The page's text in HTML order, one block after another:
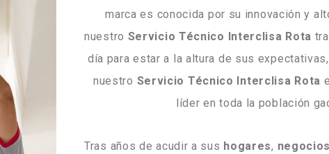
marca es conocida por su innovación y
nuestro Servicio Técnico Interclisa Rota
día para estar a la altura de sus
nuestro Servicio Técnico Interclisa Rota
líder en toda la población
Tras años de acudir a sus hogares,